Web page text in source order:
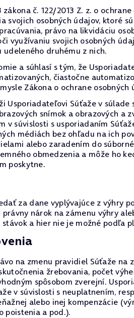
č. 122/2013 Z. z. o
svojich osobných údajov, ktoré
právo na likvidáciu
využívaniu svojich osobných
udeleného druhému z nich.
a súhlasí s tým, že
čiastočne
Zákona o ochrane
Usporiadateľovi Súťaže v
snímok a obrazových a
v súvislosti s usporiadaním
médiách bez ohľadu na ich
alebo zaradením do
obmedzenia a môže ho
poskytne.
za dane vyplývajúce z výhry
nárok na zámenu výhry
a hier nie je možné podľa
na zmenu pravidiel Súťaže na
žrebovania, počet
spôsobom zverejní.
v súvislosti s neuplatnením,
alebo inej kompenzácie
poistenia a pod.).